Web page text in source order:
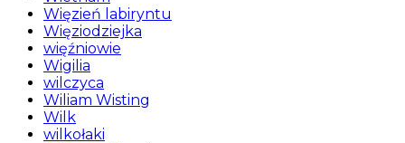
Więzień labiryntu
Więziodziejka
więźniowie
Wigilia
wilczyca
Wiliam Wisting
Wilk
wilkołaki